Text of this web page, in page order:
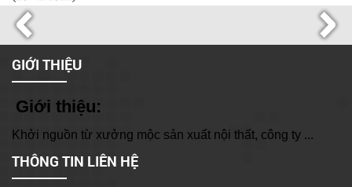
GIỚI THIỆU
Giới thiệu:
Khởi nguồn từ xưởng mộc sản xuất nội thất, công ty ...
THÔNG TIN LIÊN HỆ